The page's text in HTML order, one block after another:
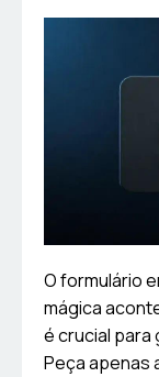
O formulário
mágica
é crucial para
Peça apenas